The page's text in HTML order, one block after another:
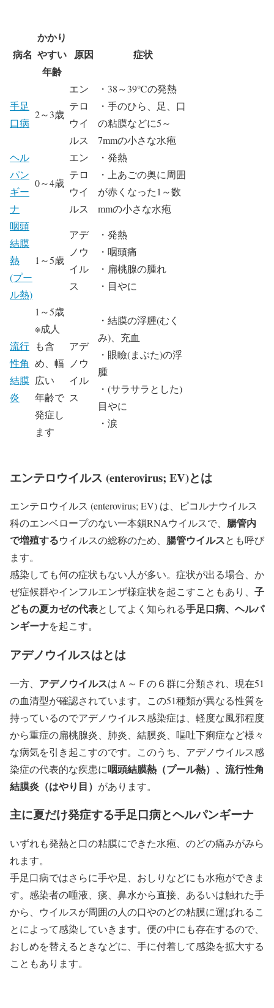
病名
かかり
やすい
年齢
原因 症状
手足
口病
2～3歳
エン
テロ
ウイ
ルス
・38～39℃の発熱
・手のひら、足、口
の粘膜などに5～
7mmの小さな水疱
ヘル
パン
ギー
ナ
0～4歳
エン
テロ
ウイ
ルス
・発熱
・上あごの奥に周囲
が赤くなった1～数
mmの小さな水疱
咽頭
結膜
熱
(プー
ル熱)
1～5歳
アデ
ノウ
イル
ス
・発熱
・咽頭痛
・扁桃腺の腫れ
・目やに
流行
性角
結膜
炎
1～5歳
※成人
も含
め、幅
広い
年齢で
発症し
ます
アデ
ノウ
イル
ス
・結膜の浮腫(むく
み)、充血
・眼瞼(まぶた)の浮
腫
・(サラサラとした)
目やに
・涙
エンテロウイルス (enterovirus; EV)とは
エンテロウイルス (enterovirus; EV) は、ピコルナウイルス
科のエンベロープのない一本鎖RNAウイルスで、 腸管内
で増殖するウイルスの総称のため、 腸管ウイルスとも呼び
ます。
感染しても何の症状もない人が多い。症状が出る場合、か
ぜ症候群やインフルエンザ様症状を起こすこともあり、 子
どもの夏カゼの代表としてよく知られる手足口病、ヘルパ
ンギーナを起こす。
アデノウイルスはとは
一方、 アデノウイルスはＡ～Ｆの６群に分類され、現在51
の血清型が確認されています。この51種類が異なる性質を
持っているのでアデノウイルス感染症は、軽度な風邪程度
から重症の扁桃腺炎、肺炎、結膜炎、嘔吐下痢症など様々
な病気を引き起こすのです。このうち、アデノウイルス感
染症の代表的な疾患に咽頭結膜熱（プール熱）、流行性角
結膜炎（はやり目） があります。
主に夏だけ発症する手足口病とヘルパンギーナ
いずれも発熱と口の粘膜にできた水疱、のどの痛みがみら
れます。
手足口病ではさらに手や足、おしりなどにも水疱ができま
す。感染者の唾液、痰、鼻水から直接、あるいは触れた手
から、ウイルスが周囲の人の口やのどの粘膜に運ばれるこ
とによって感染していきます。便の中にも存在するので、
おしめを替えるときなどに、手に付着して感染を拡大する
こともあります。